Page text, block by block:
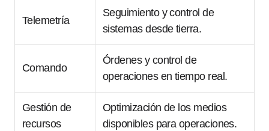
Telemetría
Seguimiento y control de
sistemas desde tierra.
Comando
Órdenes y control de
operaciones en tiempo real.
Gestión de
recursos
Optimización de los medios
disponibles para operaciones.